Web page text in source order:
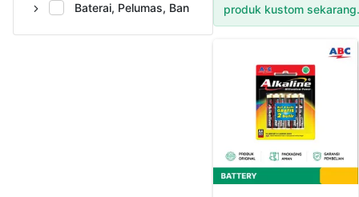
Baterai, Pelumas, Ban
produk kustom sekarang.